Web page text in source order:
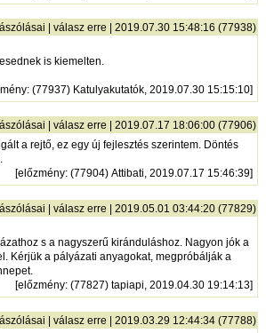
|válasz erre | 2019.07.30 15:48:16 (77938)
is kiemelten.
: (77937) Katulyakutatók, 2019.07.30 15:15:10]
|válasz erre | 2019.07.17 18:06:00 (77906)
a rejtő, ez egy új fejlesztés szerintem. Döntés
[előzmény: (77904) Attibati, 2019.07.17 15:46:39]
|válasz erre | 2019.05.01 03:44:20 (77829)
s a nagyszerű kiránduláshoz. Nagyon jók a
Kérjük a pályázati anyagokat, megpróbálják a
[előzmény: (77827) tapiapi, 2019.04.30 19:14:13]
|válasz erre | 2019.03.29 12:44:34 (77788)